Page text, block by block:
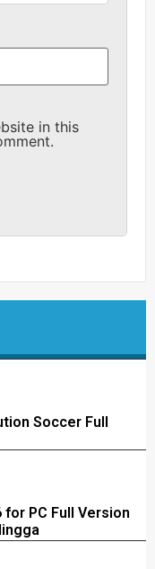
in this
Soccer Full
for PC Full Version